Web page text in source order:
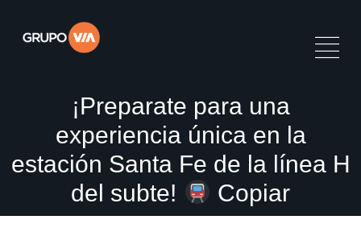
¡Preparate para una
experiencia única en la
estación Santa Fe de la línea H
del subte!
Copiar